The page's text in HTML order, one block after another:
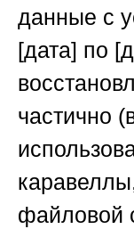
данные с
[дата] по
частично
файловой